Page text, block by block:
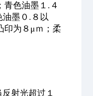
青色油墨１.４
油墨０.８以
印为８μｍ；柔
射光超过１